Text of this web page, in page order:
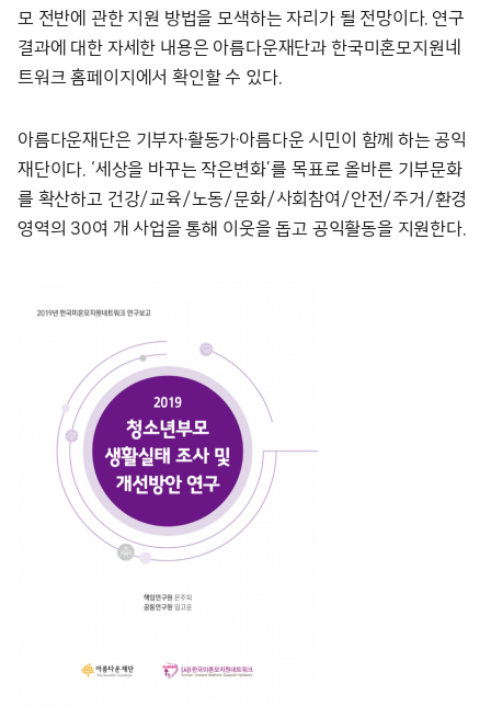
모 전반에 관한 지원 방법을 모색하는 자리가 될 전망이다. 연구
결과에 대한 자세한 내용은 아름다운재단과 한국미혼모지원네
트워크 홈페이지에서 확인할 수 있다.
아름다운재단은 기부자·활동가·아름다운 시민이 함께 하는 공익
재단이다. ‘세상을 바꾸는 작은변화’를 목표로 올바른 기부문화
를 확산하고 건강/교육/노동/문화/사회참여/안전/주거/환경
영역의 30여 개 사업을 통해 이웃을 돕고 공익활동을 지원한다.